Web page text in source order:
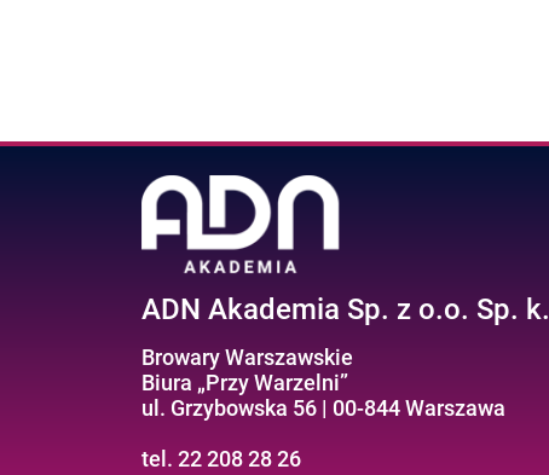
ADN Akademia Sp. z o.o. Sp. k.
Browary Warszawskie
Biura „Przy Warzelni”
ul. Grzybowska 56 | 00-844 Warszawa
tel. 22 208 28 26